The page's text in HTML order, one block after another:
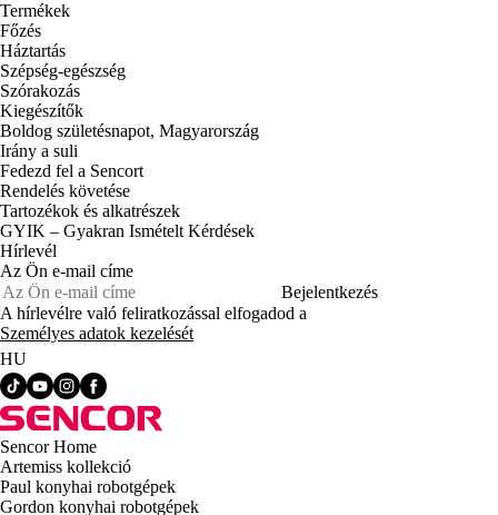
Termékek
Főzés
Háztartás
Szépség-egészség
Szórakozás
Kiegészítők
Boldog születésnapot, Magyarország
Irány a suli
Fedezd fel a Sencort
Rendelés követése
Tartozékok és alkatrészek
GYIK – Gyakran Ismételt Kérdések
Hírlevél
Az Ön e-mail címe
Bejelentkezés
A hírlevélre való feliratkozással elfogadod a
Személyes adatok kezelését
HU
Sencor Home
Artemiss kollekció
Paul konyhai robotgépek
Gordon konyhai robotgépek